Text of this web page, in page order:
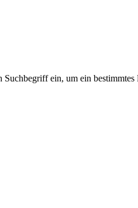
Suchbegriff ein, um ein